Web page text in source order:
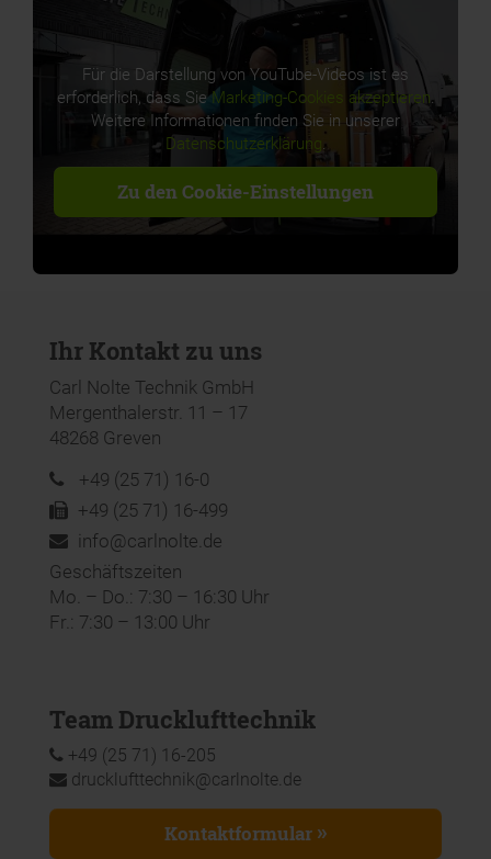
Für die Darstellung von YouTube-Videos ist es
erforderlich, dass SieMarketing-Cookies akzeptieren.
Weitere Informationen finden Sie in unserer
Datenschutzerklärung.
Zu den Cookie-Einstellungen
Ihr Kontakt zu uns
Carl Nolte Technik GmbH
Mergenthalerstr. 11 – 17
48268 Greven
+49 (25 71) 16-0
+49 (25 71) 16-499
info@carlnolte.de
Geschäftszeiten
Mo. – Do.: 7:30 – 16:30 Uhr
Fr.: 7:30 – 13:00 Uhr
Team Drucklufttechnik
+49 (25 71) 16-205
drucklufttechnik@carlnolte.de
Kontaktformular